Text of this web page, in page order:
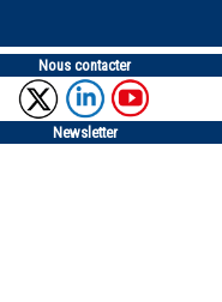
Nous contacter
Newsletter